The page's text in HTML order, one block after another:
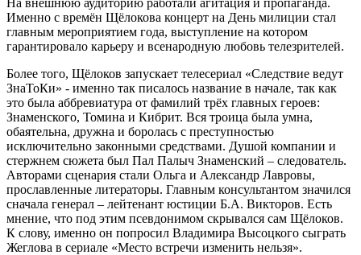
Именно с времён Щёлокова концерт на День милиции стал
главным мероприятием года, выступление на котором
гарантировало карьеру и всенародную любовь телезрителей.
Более того, Щёлоков запускает телесериал «Следствие ведут
ЗнаТоКи» - именно так писалось название в начале, так как
это была аббревиатура от фамилий трёх главных героев:
Знаменского, Томина и Кибрит. Вся троица была умна,
обаятельна, дружна и боролась с преступностью
исключительно законными средствами. Душой компании и
стержнем сюжета был Пал Палыч Знаменский – следователь.
Авторами сценария стали Ольга и Александр Лавровы,
прославленные литераторы. Главным консультантом значился
сначала генерал – лейтенант юстиции Б.А. Викторов. Есть
мнение, что под этим псевдонимом скрывался сам Щёлоков.
К слову, именно он попросил Владимира Высоцкого сыграть
Жеглова в сериале «Место встречи изменить нельзя».